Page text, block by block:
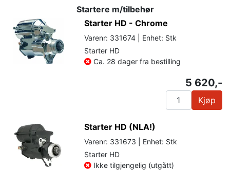
Startere m/tilbehør
Starter HD - Chrome
Varenr: 331674 | Enhet: Stk
Starter HD
Ca. 28 dager fra bestilling
5 620,-
Kjøp
Starter HD (NLA!)
Varenr: 331673 | Enhet: Stk
Starter HD
Ikke tilgjengelig (utgått)